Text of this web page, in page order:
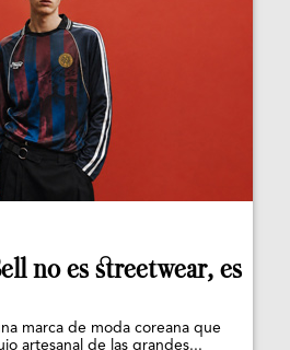
no es streetwear, es
marca de moda coreana que
artesanal de las grandes...